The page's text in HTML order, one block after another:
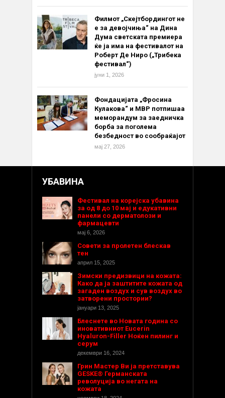
Филмот „Скејтбордингот не
е за девојчиња“ на Дина
Дума светската премиера
ќе ја има на фестивалот на
Роберт Де Ниро („Трибека
фестивал“)
јуни 1, 2026
Фондацијата „Фросина
Кулакова“ и МВР потпишаа
меморандум за заедничка
борба за поголема
безбедност во сообраќајот
мај 27, 2026
УБАВИНА
Фестивал на корејска убавина
за од 8 до 10 мај и едукативни
панели со дерматолози и
фармацевти
мај 6, 2026
Совети за пролетен блескав
тен
април 15, 2025
Зимски предизвици на кожата:
Како да ја заштитите кожата од
загаден воздух и сув воздух во
затворени простории?
јануари 13, 2025
Блеснете во Новата година со
иновативниот Eucerin
Hyaluron-Filler Ноќен пилинг и
серум
декември 16, 2024
Грин Мастер Ви ја претставува
GESKE® Германската
револуција во негата на
кожата